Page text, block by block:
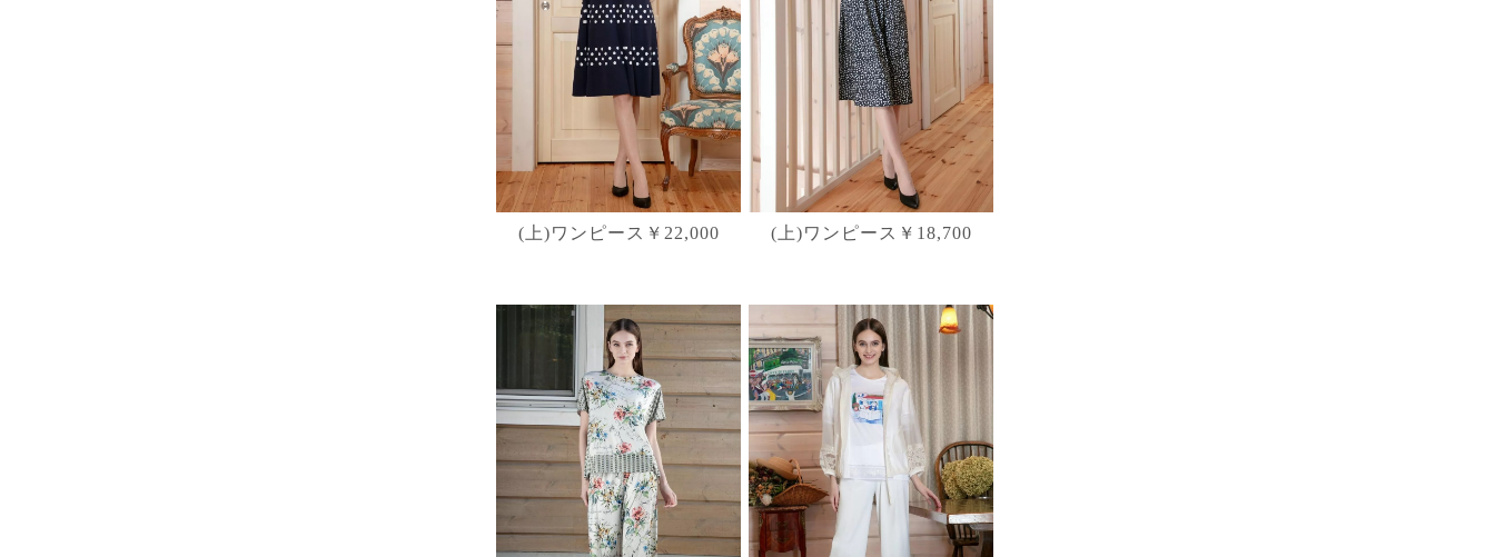
(上)ワンピース￥22,000 (上)ワンピース￥18,700